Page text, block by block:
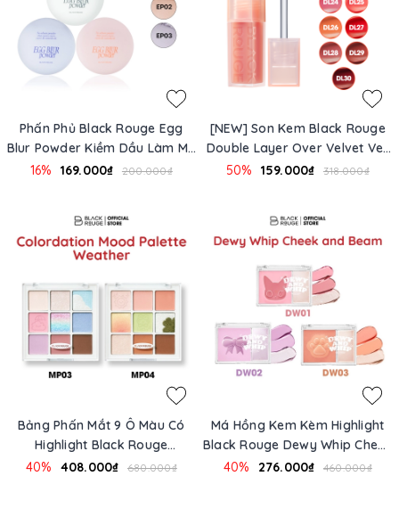
Phấn Phủ Black Rouge Egg
Blur Powder Kiềm Dầu Làm Mờ
Lỗ Chân Lông
16% 169.000₫ 200.000₫
[NEW] Son Kem Black Rouge
Double Layer Over Velvet Ver
4
50% 159.000₫ 318.000₫
Bảng Phấn Mắt 9 Ô Màu Có
Highlight Black Rouge
Colordation Mood Palette -
40% 408.000₫ 680.000₫
Má Hồng Kem Kèm Highlight
Black Rouge Dewy Whip Cheek
And Beam 75.1g
40% 276.000₫ 460.000₫